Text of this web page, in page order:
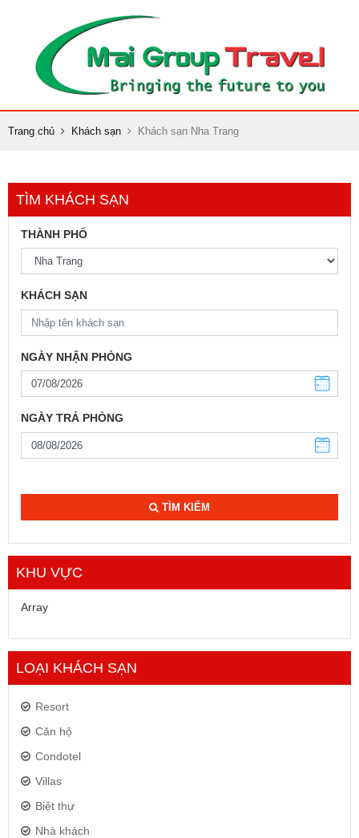
Trang chủ Khách sạn Khách sạn Nha Trang
TÌM KHÁCH SẠN
THÀNH PHỐ
KHÁCH SẠN
NGÀY NHẬN PHÒNG
NGÀY TRẢ PHÒNG
TÌM KIẾM
KHU VỰC
Array
LOẠI KHÁCH SẠN
Resort
Căn hộ
Condotel
Villas
Biệt thự
Nhà khách